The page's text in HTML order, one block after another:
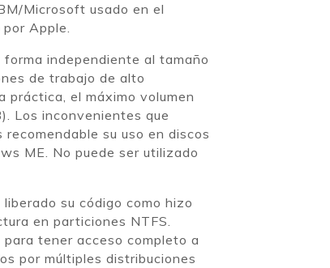
Microsoft usado en el
Apple.
independiente al tamaño
de trabajo de alto
práctica, el máximo volumen
Los inconvenientes que
su uso en discos
ME. No puede ser utilizado
su código como hizo
en particiones NTFS.
tener acceso completo a
por múltiples distribuciones